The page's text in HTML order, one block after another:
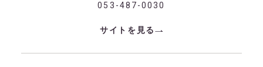
053-487-0030
サイトを見る